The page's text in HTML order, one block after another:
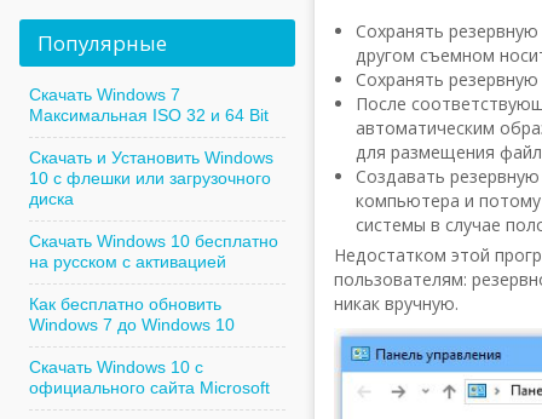
Сохранять
другом съемном
Сохранять
После
автоматическим
для размещения
Создавать
компьютера и
системы в случае
Недостатком этой
пользователям:
никак вручную.
Популярные
Скачать Windows 7
Максимальная ISO 32 и 64 Bit
Скачать и Установить Windows
10 с флешки или загрузочного
диска
Скачать Windows 10 бесплатно
на русском с активацией
Как бесплатно обновить
Windows 7 до Windows 10
Скачать Windows 10 с
официального сайта Microsoft